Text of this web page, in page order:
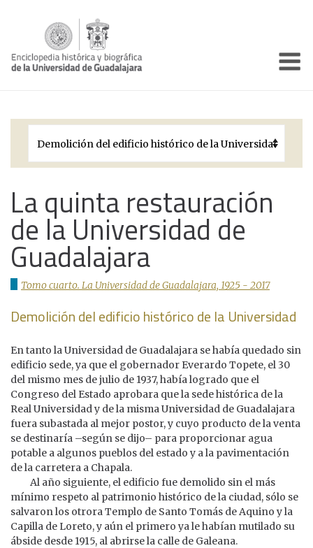
Períodos Históricos
Galería
Documentos institucionales
La quinta restauración
de la Universidad de
Guadalajara
Tomo cuarto. La Universidad de Guadalajara, 1925 - 2017
Demolición del edificio histórico de la Universidad
En tanto la Universidad de Guadalajara se había quedado sin
edificio sede, ya que el gobernador Everardo Topete, el 30
del mismo mes de julio de 1937, había logrado que el
Congreso del Estado aprobara que la sede histórica de la
Real Universidad y de la misma Universidad de Guadalajara
fuera subastada al mejor postor, y cuyo producto de la venta
se destinaría –según se dijo– para proporcionar agua
potable a algunos pueblos del estado y a la pavimentación
de la carretera a Chapala.
Al año siguiente, el edificio fue demolido sin el más
mínimo respeto al patrimonio histórico de la ciudad, sólo se
salvaron los otrora Templo de Santo Tomás de Aquino y la
Capilla de Loreto, y aún el primero ya le habían mutilado su
ábside desde 1915, al abrirse la calle de Galeana.